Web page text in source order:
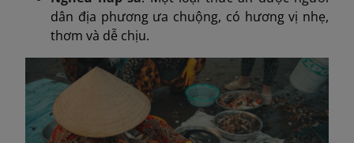
dân địa phương ưa chuộng, có hương vị nhẹ,
thơm và dễ chịu.